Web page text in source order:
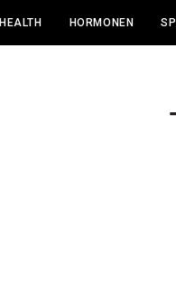
HEALTH HORMONEN